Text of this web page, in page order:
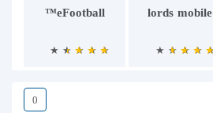
lords mobile
eFootball™
0